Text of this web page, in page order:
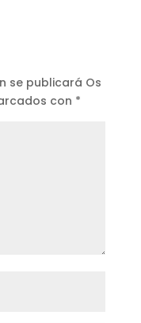
se publicará Os
con *